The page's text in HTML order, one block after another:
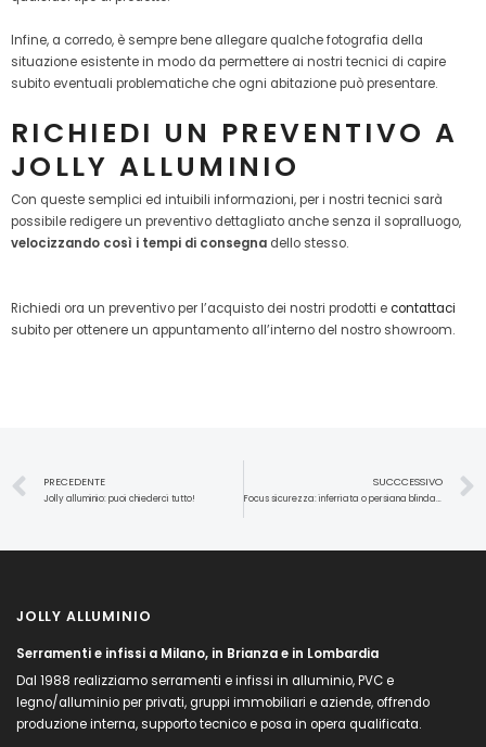
Infine, a corredo, è sempre bene allegare qualche fotografia della
situazione esistente in modo da permettere ai nostri tecnici di capire
subito eventuali problematiche che ogni abitazione può presentare.
RICHIEDI UN PREVENTIVO A
JOLLY ALLUMINIO
Con queste semplici ed intuibili informazioni, per i nostri tecnici sarà
possibile redigere un preventivo dettagliato anche senza il sopralluogo,
velocizzando così i tempi di consegna dello stesso.
Richiedi ora un preventivo per l’acquisto dei nostri prodotti e contattaci
subito per ottenere un appuntamento all’interno del nostro showroom.
PRECEDENTE
Jolly alluminio: puoi chiederci tutto!
SUCCCESSIVO
Focus sicurezza: inferriata o persiana blindata?
JOLLY ALLUMINIO
Serramenti e infissi a Milano, in Brianza e in Lombardia
Dal 1988 realizziamo serramenti e infissi in alluminio, PVC e
legno/alluminio per privati, gruppi immobiliari e aziende, offrendo
produzione interna, supporto tecnico e posa in opera qualificata.